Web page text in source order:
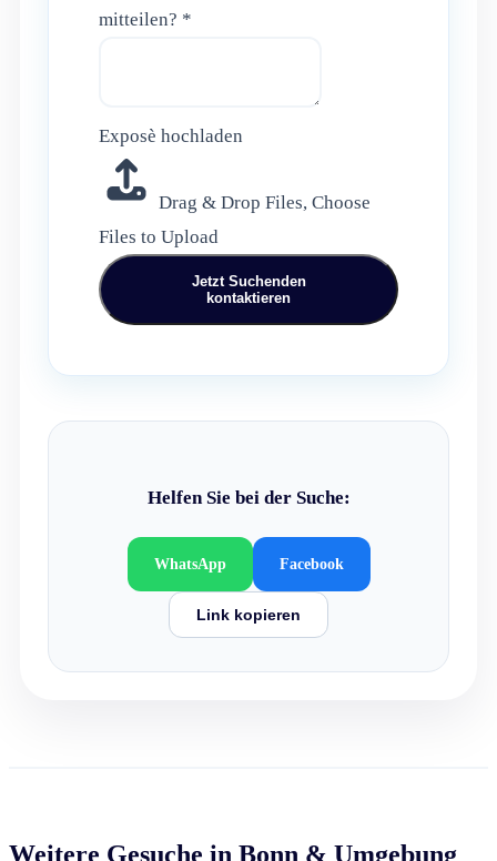
mitteilen? *
Was
dem
möchtest
Exposè hochladen
Drag & Drop Files, Choose
Files to Upload
Jetzt Suchenden
kontaktieren
Helfen Sie bei der Suche:
WhatsApp Facebook
Link kopieren
Weitere Gesuche in Bonn & Umgebung